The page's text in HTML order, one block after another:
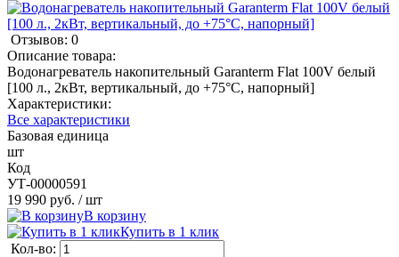
Отзывов: 0
Описание товара:
Водонагреватель накопительный Garanterm Flat 100V белый
[100 л., 2кВт, вертикальный, до +75°С, напорный]
Характеристики:
Все характеристики
Базовая единица
шт
Код
УТ-00000591
19 990 руб. / шт
В корзину
Купить в 1 клик
Кол-во: